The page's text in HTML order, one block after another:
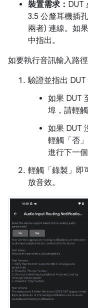
裝置需求： DUT
3.5 公釐耳機插
兩者) 連線。如
中指出。
如要執行音訊輸入路
驗證並指出
如果 DUT
埠，請輕觸
如果 DUT
輕觸「否」
進行下一個
輕觸「錄製」 即
放音效。